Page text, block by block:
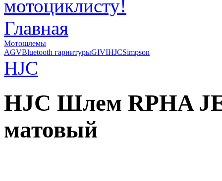
Главная
Мотошлемы
AGVBluetooth гарнитурыGIVIHJCSimpson
HJC
HJC Шлем RPHA
матовый